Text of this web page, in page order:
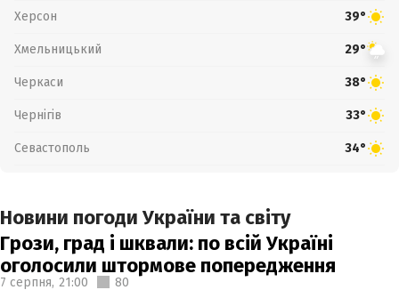
Херсон 39°
Хмельницький 29°
Черкаси 38°
Чернігів 33°
Севастополь 34°
Новини погоди України та світу
Грози, град і шквали: по всій Україні
оголосили штормове попередження
7 серпня, 21:00 80